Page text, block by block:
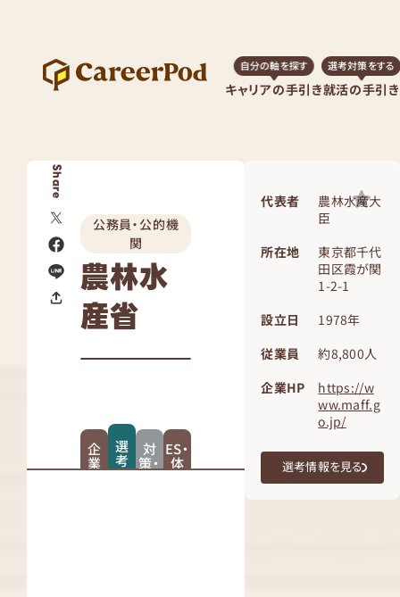
キャリアの手引き
自分の軸を探す
就活の手引き
選考対策をする
Share
公務員・公的機
関
農林水
産省
企
業
選
考
情
対
策・
ES・
体
代表者
農林水産大
臣
所在地
東京都千代
田区霞が関
1-2-1
設立日
1978年
従業員
約8,800人
企業HP
https://w
ww.maff.g
o.jp/
選考情報を見る